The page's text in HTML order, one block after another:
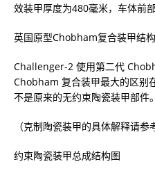
效装甲厚度为480毫米，车体前
英国原型Chobham复合装甲结
Challenger-2 使用第二代
Chobham 复合装甲最大的区别
不是原来的无约束陶瓷装甲部件
（克制陶瓷装甲的具体解释请参
约束陶瓷装甲总成结构图